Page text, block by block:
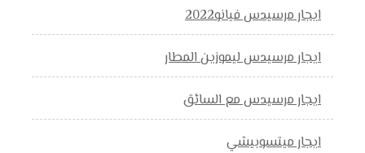
ايجار مرسيدس فيانو2022
ايجار مرسيدس ليموزين المطار
ايجار مرسيدس مع السائق
ايجار ميتسوبيشي